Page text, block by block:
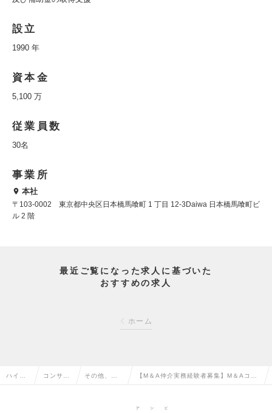
設立
1990 年
資本金
5,100 万
従業員数
30名
事業所
本社
〒103-0002 東京都中央区日本橋馬喰町 1 丁目 12-3Daiwa 日本橋馬喰町ビ
ル 2 階
最近ご覧になった求人に基づいた
おすすめの求人
ホーム
ハイク コンサル その他、コ 【M＆A仲介実務経験者募集】M＆Aコン